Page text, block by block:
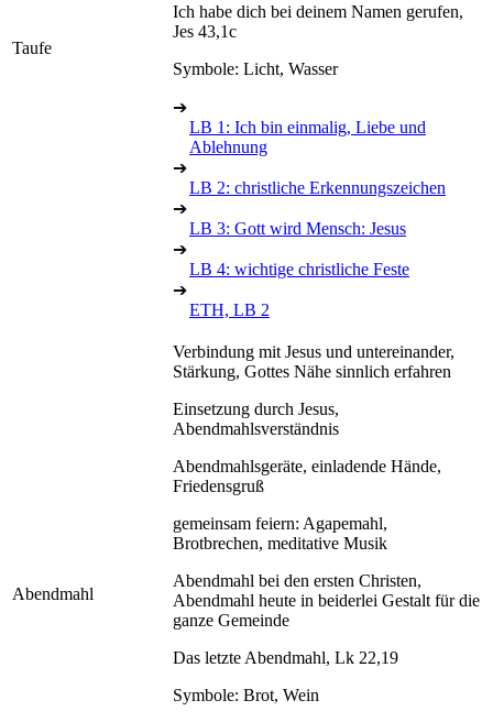
Taufe
Ich habe dich bei deinem Namen gerufen,
Jes 43,1c
Symbole: Licht, Wasser
➔
LB 1: Ich bin einmalig, Liebe und
Ablehnung
➔
LB 2: christliche Erkennungszeichen
➔
LB 3: Gott wird Mensch: Jesus
➔
LB 4: wichtige christliche Feste
➔
ETH, LB 2
Abendmahl
Verbindung mit Jesus und untereinander,
Stärkung, Gottes Nähe sinnlich erfahren
Einsetzung durch Jesus,
Abendmahlsverständnis
Abendmahlsgeräte, einladende Hände,
Friedensgruß
gemeinsam feiern: Agapemahl,
Brotbrechen, meditative Musik
Abendmahl bei den ersten Christen,
Abendmahl heute in beiderlei Gestalt für die
ganze Gemeinde
Das letzte Abendmahl, Lk 22,19
Symbole: Brot, Wein